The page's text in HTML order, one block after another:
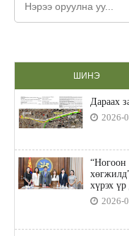
ШИНЭ
Дараах
2026-
“Ногоон
хүрэх
2026-